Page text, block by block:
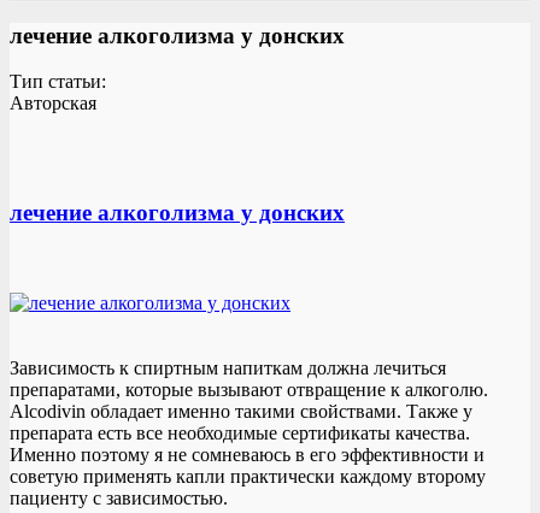
лечение алкоголизма у донских
Тип статьи:
Авторская
лечение алкоголизма у донских
Зависимость к спиртным напиткам должна лечиться
препаратами, которые вызывают отвращение к алкоголю.
Alcodivin обладает именно такими свойствами. Также у
препарата есть все необходимые сертификаты качества.
Именно поэтому я не сомневаюсь в его эффективности и
советую применять капли практически каждому второму
пациенту с зависимостью.